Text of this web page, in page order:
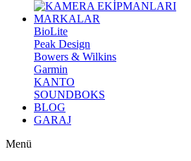
MARKALAR
BioLite
Peak Design
Bowers & Wilkins
Garmin
KANTO
SOUNDBOKS
BLOG
GARAJ
Menü